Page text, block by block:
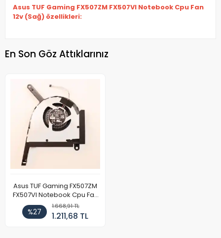
Asus TUF Gaming FX507ZM FX507VI Notebook Cpu Fan
12v (Sağ) özellikleri:
En Son Göz Attıklarınız
Asus TUF Gaming FX507ZM
FX507VI Notebook Cpu Fan
12v (Sağ)
%27
1.668,91 TL
1.211,68 TL